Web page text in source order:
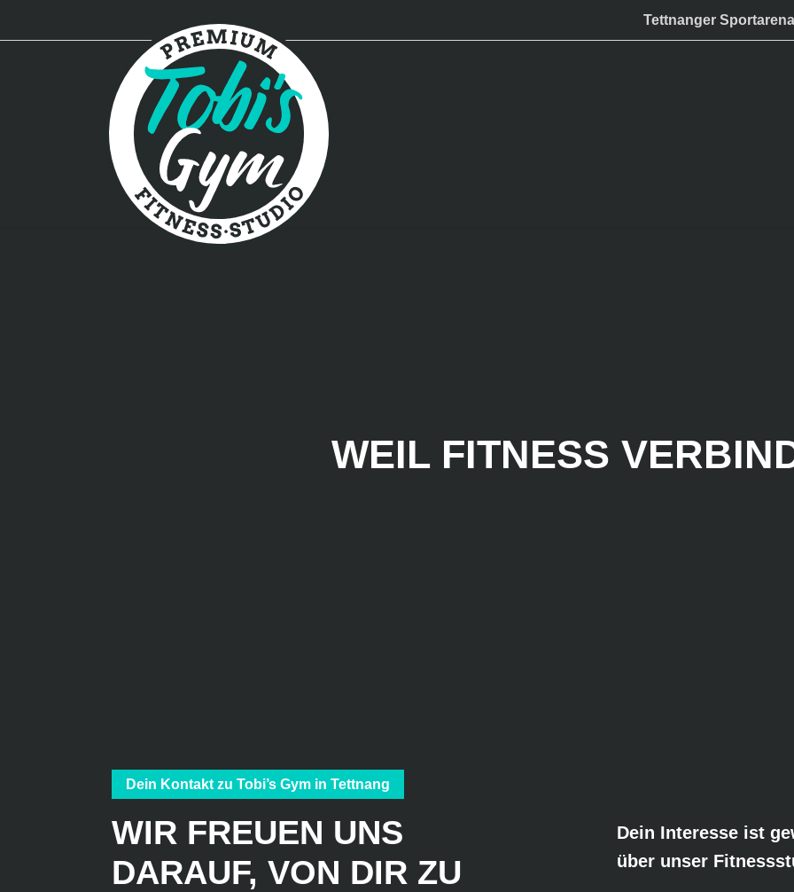
Tettnanger Sportarena
WEIL FITNESS
Dein Kontakt zu Tobi’s Gym in Tettnang
WIR FREUEN UNS
DARAUF, VON DIR ZU
Dein Interesse ist
über unser